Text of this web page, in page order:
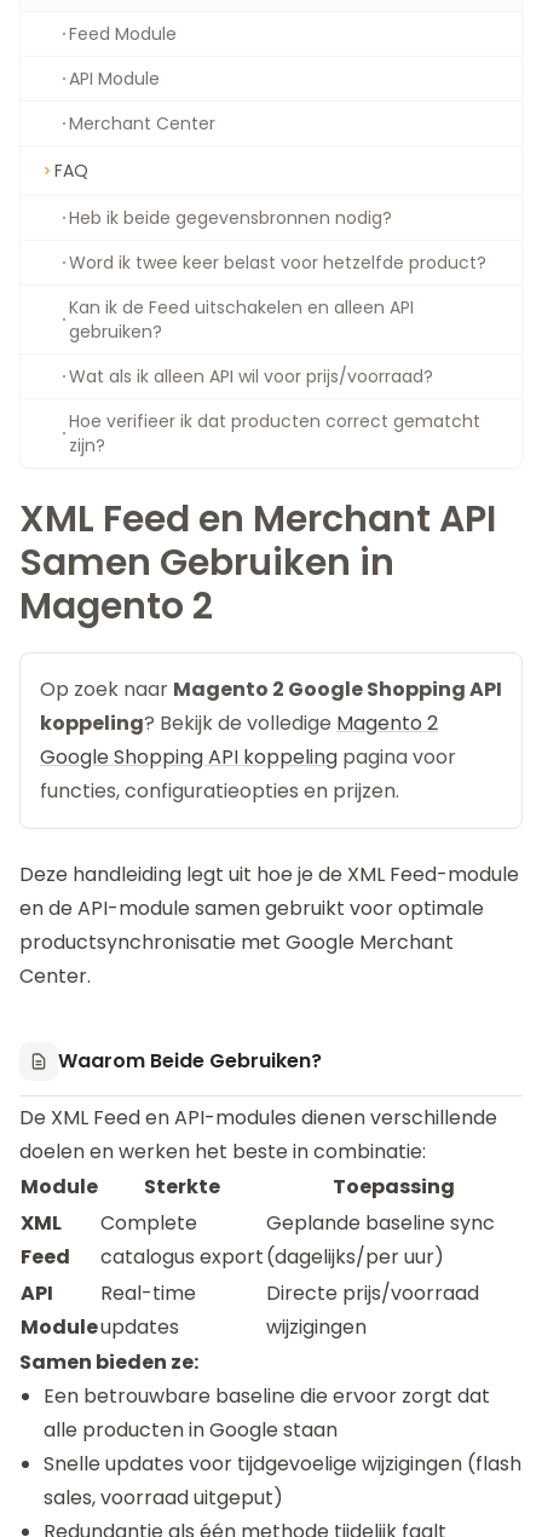
Feed Module
API Module
Merchant Center
FAQ
Heb ik beide gegevensbronnen nodig?
Word ik twee keer belast voor hetzelfde product?
Kan ik de Feed uitschakelen en alleen API
gebruiken?
Wat als ik alleen API wil voor prijs/voorraad?
Hoe verifieer ik dat producten correct gematcht
zijn?
XML Feed en Merchant API
Samen Gebruiken in
Magento 2
Op zoek naar Magento 2 Google Shopping API
koppeling? Bekijk de volledige Magento 2
Google Shopping API koppeling pagina voor
functies, configuratieopties en prijzen.
Deze handleiding legt uit hoe je de XML Feed-module
en de API-module samen gebruikt voor optimale
productsynchronisatie met Google Merchant
Center.
Waarom Beide Gebruiken?
De XML Feed en API-modules dienen verschillende
doelen en werken het beste in combinatie:
Module
Sterkte
Toepassing
XML
Feed
Complete
catalogus export
Geplande baseline sync
(dagelijks/per uur)
API
Module
Real-time
updates
Directe prijs/voorraad
wijzigingen
Samen bieden ze:
Een betrouwbare baseline die ervoor zorgt dat
alle producten in Google staan
Snelle updates voor tijdgevoelige wijzigingen (flash
sales, voorraad uitgeput)